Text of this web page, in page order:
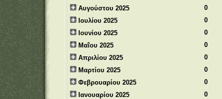
Αυγούστου 2025
0
Ιουλίου 2025
0
Ιουνίου 2025
0
Μαΐου 2025
0
Απριλίου 2025
0
Μαρτίου 2025
0
Φεβρουαρίου 2025
0
Ιανουαρίου 2025
0